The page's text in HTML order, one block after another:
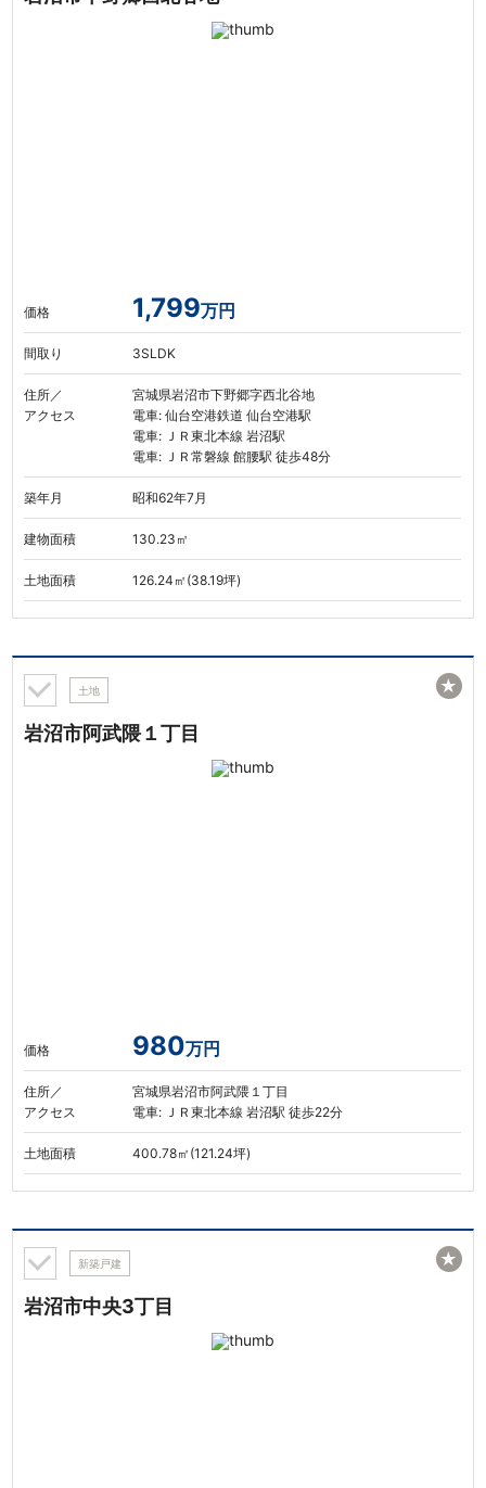
価格 1,799万円
間取り 3SLDK
住所／
アクセス
宮城県岩沼市下野郷字西北谷地
電車: 仙台空港鉄道 仙台空港駅
電車: ＪＲ東北本線 岩沼駅
電車: ＪＲ常磐線 館腰駅 徒歩48分
築年月 昭和62年7月
建物面積 130.23㎡
土地面積 126.24㎡(38.19坪)
土地
岩沼市阿武隈１丁目
価格 980万円
住所／
アクセス
宮城県岩沼市阿武隈１丁目
電車: ＪＲ東北本線 岩沼駅 徒歩22分
土地面積 400.78㎡(121.24坪)
★
新築戸建
岩沼市中央3丁目
★